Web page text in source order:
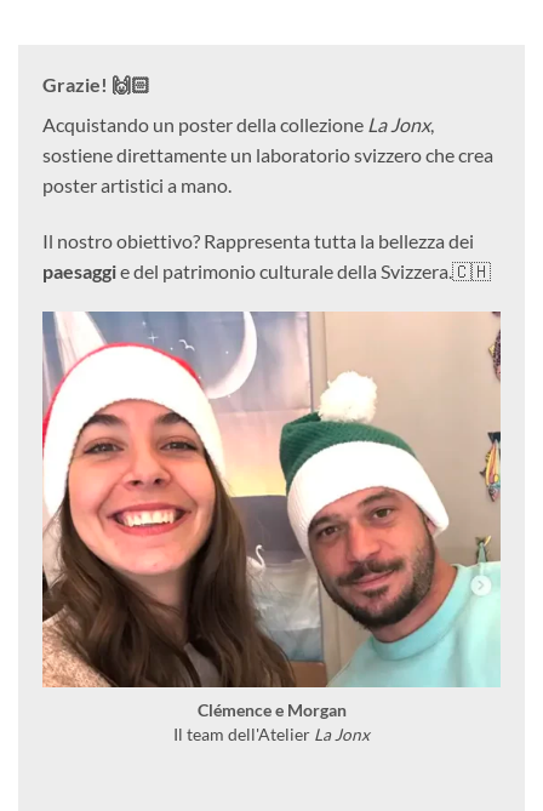
Grazie! 🙌🏻
Acquistando un poster della collezione La Jonx,
sostiene direttamente un laboratorio svizzero che crea
poster artistici a mano.
Il nostro obiettivo? Rappresenta tutta la bellezza dei
paesaggie del patrimonio culturale della Svizzera.🇨🇭
Clémence e Morgan
Il team dell'Atelier La Jonx